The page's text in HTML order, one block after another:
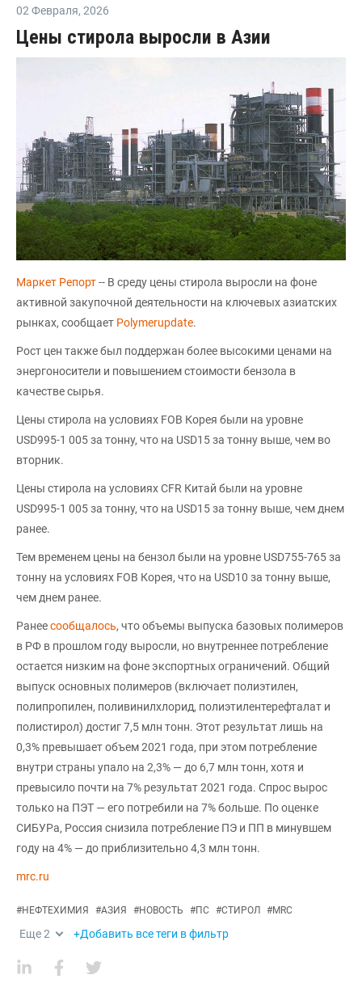
02 Февраля, 2026
Цены стирола выросли в Азии
Маркет Репорт-- В среду цены стирола выросли на фоне
активной закупочной деятельности на ключевых азиатских
рынках, сообщает Polymerupdate.
Рост цен также был поддержан более высокими ценами на
энергоносители и повышением стоимости бензола в
качестве сырья.
Цены стирола на условиях FOB Корея были на уровне
USD995-1 005 за тонну, что на USD15 за тонну выше, чем во
вторник.
Цены стирола на условиях CFR Китай были на уровне
USD995-1 005 за тонну, что на USD15 за тонну выше, чем днем
ранее.
Тем временем цены на бензол были на уровне USD755-765 за
тонну на условиях FOB Корея, что на USD10 за тонну выше,
чем днем ранее.
Ранеесообщалось, что объемы выпуска базовых полимеров
в РФ в прошлом году выросли, но внутреннее потребление
остается низким на фоне экспортных ограничений. Общий
выпуск основных полимеров (включает полиэтилен,
полипропилен, поливинилхлорид, полиэтилентерефталат и
полистирол) достиг 7,5 млн тонн. Этот результат лишь на
0,3% превышает объем 2021 года, при этом потребление
внутри страны упало на 2,3% — до 6,7 млн тонн, хотя и
превысило почти на 7% результат 2021 года. Спрос вырос
только на ПЭТ — его потребили на 7% больше. По оценке
СИБУРа, Россия снизила потребление ПЭ и ПП в минувшем
году на 4% — до приблизительно 4,3 млн тонн.
mrc.ru
#НЕФТЕХИМИЯ #АЗИЯ #НОВОСТЬ #ПС #СТИРОЛ #MRC
Еще2 +Добавить все теги в фильтр